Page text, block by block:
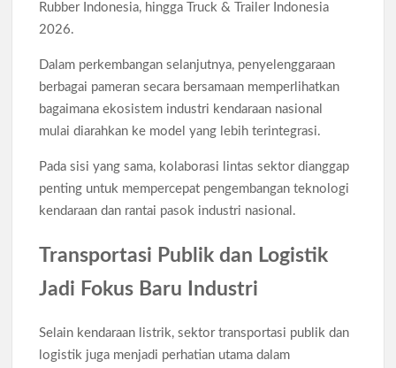
Rubber Indonesia, hingga Truck & Trailer Indonesia
2026.
Dalam perkembangan selanjutnya, penyelenggaraan
berbagai pameran secara bersamaan memperlihatkan
bagaimana ekosistem industri kendaraan nasional
mulai diarahkan ke model yang lebih terintegrasi.
Pada sisi yang sama, kolaborasi lintas sektor dianggap
penting untuk mempercepat pengembangan teknologi
kendaraan dan rantai pasok industri nasional.
Transportasi Publik dan Logistik
Jadi Fokus Baru Industri
Selain kendaraan listrik, sektor transportasi publik dan
logistik juga menjadi perhatian utama dalam